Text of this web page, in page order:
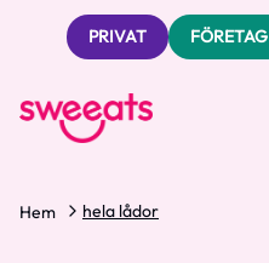
PRIVAT FÖRETAG
Hem hela lådor